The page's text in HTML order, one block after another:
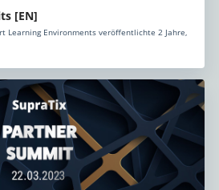
[EN]
Learning Environments veröffentlichte 2 Jahre,